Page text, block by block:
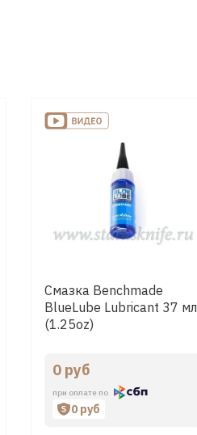
Смазка Benchmade
BlueLube Lubricant 37 мл
(1.25oz)
0 руб
при оплате по
0 руб